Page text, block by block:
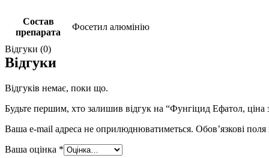
Состав
препарата
Фосетил алюмінію
Відгуки (0)
Відгуки
Відгуків немає, поки що.
Будьте першим, хто залишив відгук на “Фунгіцид Ефатол, ціна
Ваша e-mail адреса не оприлюднюватиметься. Обов’язкові
Ваша оцінка *